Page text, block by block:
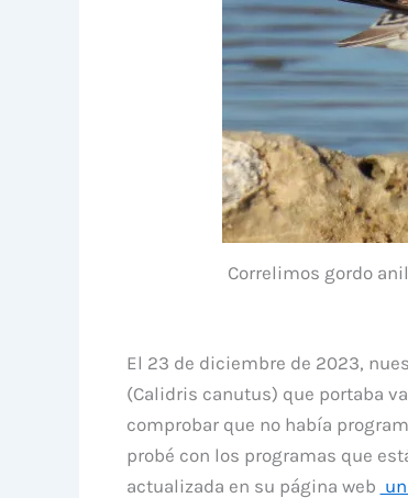
Correlimos gordo
El 23 de diciembre de 2023,
(Calidris canutus) que portaba
comprobar que no había
probé con los programas que
actualizada en su página web